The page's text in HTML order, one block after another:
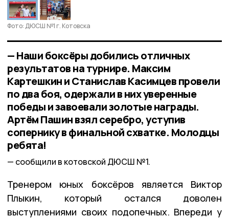
Фото: ДЮСШ №1 г. Котовска
— Наши боксёры добились отличных
результатов на турнире. Максим
Картешкин и Станислав Касимцев провели
по два боя, одержали в них уверенные
победы и завоевали золотые награды.
Артём Пашин взял серебро, уступив
сопернику в финальной схватке. Молодцы
ребята!
сообщили в котовской ДЮСШ №1.
Тренером юных боксёров является Виктор
Плыкин, который остался доволен
выступлениями своих подопечных. Впереди у